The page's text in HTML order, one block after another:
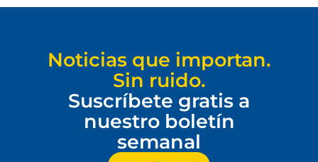
Noticias que importan.
Sin ruido.
Suscríbete gratis a
nuestro boletín
semanal